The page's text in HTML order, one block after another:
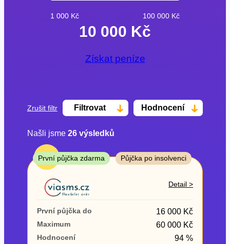
1 000 Kč 100 000 Kč
10 000 Kč
Získat peníze
Zrušit filtr Filtrovat Hodnocení
Cena
Od
První půjčka zdarma
–
ano
Našli jsme 26výsledků
TOP
První půjčka zdarma Půjčka po insolvenci
Detail >
První půjčka do 16 000 Kč
Maximum 60 000 Kč
Hodnocení 94 %